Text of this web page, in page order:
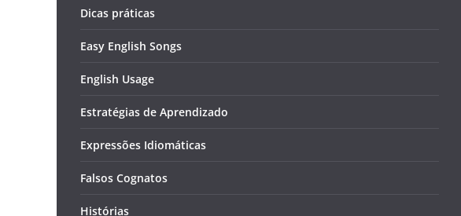
Dicas práticas
Easy English Songs
English Usage
Estratégias de Aprendizado
Expressões Idiomáticas
Falsos Cognatos
Histórias